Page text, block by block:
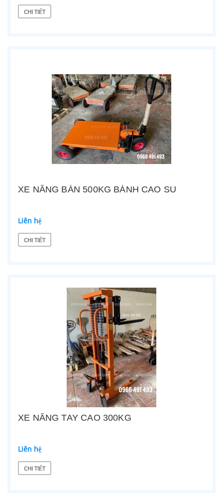
CHI TIẾT
XE NÂNG BÀN 500KG BÁNH CAO SU
Liên hệ
CHI TIẾT
XE NÂNG TAY CAO 300KG
Liên hệ
CHI TIẾT